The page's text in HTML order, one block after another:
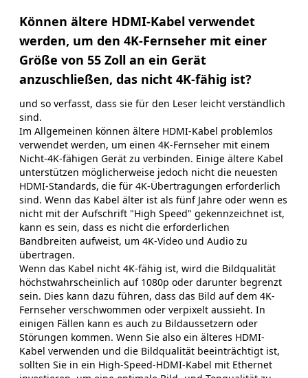
Können ältere HDMI-Kabel verwendet
werden, um den 4K-Fernseher mit einer
Größe von 55 Zoll an ein Gerät
anzuschließen, das nicht 4K-fähig ist?
und so verfasst, dass sie für den Leser leicht verständlich
sind.
Im Allgemeinen können ältere HDMI-Kabel problemlos
verwendet werden, um einen 4K-Fernseher mit einem
Nicht-4K-fähigen Gerät zu verbinden. Einige ältere Kabel
unterstützen möglicherweise jedoch nicht die neuesten
HDMI-Standards, die für 4K-Übertragungen erforderlich
sind. Wenn das Kabel älter ist als fünf Jahre oder wenn es
nicht mit der Aufschrift "High Speed" gekennzeichnet ist,
kann es sein, dass es nicht die erforderlichen
Bandbreiten aufweist, um 4K-Video und Audio zu
übertragen.
Wenn das Kabel nicht 4K-fähig ist, wird die Bildqualität
höchstwahrscheinlich auf 1080p oder darunter begrenzt
sein. Dies kann dazu führen, dass das Bild auf dem 4K-
Fernseher verschwommen oder verpixelt aussieht. In
einigen Fällen kann es auch zu Bildaussetzern oder
Störungen kommen. Wenn Sie also ein älteres HDMI-
Kabel verwenden und die Bildqualität beeinträchtigt ist,
sollten Sie in ein High-Speed-HDMI-Kabel mit Ethernet